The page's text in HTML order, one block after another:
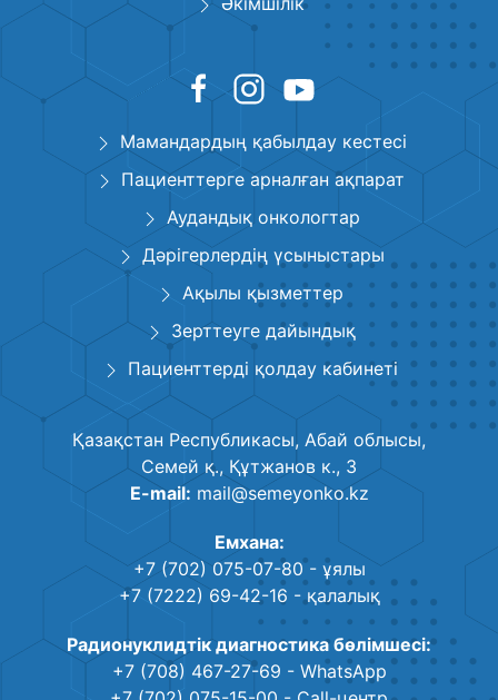
Мамандардың қабылдау кестесі
Пациенттерге арналған ақпарат
Аудандық онкологтар
Дәрігерлердің үсыныстары
Ақылы қызметтер
Зерттеуге дайындық
Пациенттерді қолдау кабинеті
Қазақстан Республикасы, Абай облысы,
Семей қ., Құтжанов к., 3
E-mail: mail@semeyonko.kz
Емхана:
+7 (702) 075-07-80- ұялы
+7 (7222) 69-42-16 - қалалық
Радионуклидтік диагностика бөлімшесі:
+7 (708) 467-27-69 - WhatsApp